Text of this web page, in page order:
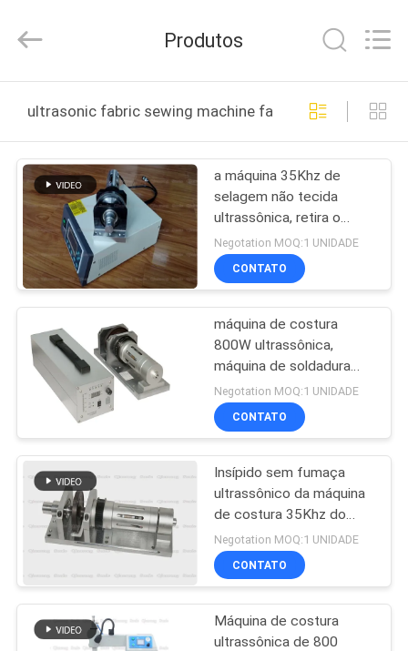
PRODUTOS
SOBRE
NÓS
VISITA
FÁBRICA
CONTROLE
DE
QUALIDADE
CONTATE-
NOS
NOTÍCIAS
Automation
Equipment
Rights
Produtos
ultrasonic fabric sewing machine fabricação online
a máquina 35Khz de
selagem não tecida
ultrassônica, retira o
núcleo da máquina de
costura ultrassônica da
tela para a tela não
Negotation MOQ:1 UNIDADE
CONTATO
máquina de costura
800W ultrassônica,
máquina de soldadura
ultrassônica da tela
favorável ao meio
ambiente
Negotation MOQ:1 UNIDADE
CONTATO
Insípido sem fumaça
ultrassônico da máquina
de costura 35Khz do
laço e inodoro giratórios
Negotation MOQ:1 UNIDADE
CONTATO
Máquina de costura
ultrassônica de 800